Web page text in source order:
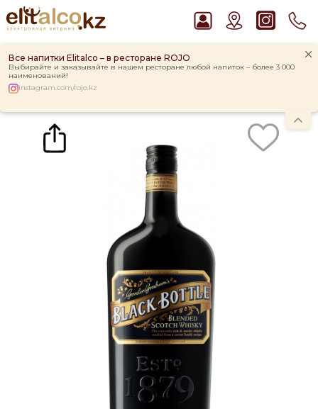
Все напитки Elitalco – в ресторане ROJO
Выбирайте и заказывайте в нашем ресторане любой напиток – более 3 000
наименований!
instagram.com/rojo.kz
Рекомендуем
Пиво Guinness Draught 4,2% Can
Джин Gordon`s London Dry Gin 37,5%
Водка Smirnoff Red Vodka 37,5%
Ром Captain Morgan White 37,5%
Виски Talisker 10 YO Malt 45,8% in Box
Каталог Крепкие напитки Виски Виски Black Bottle 40% (0,7L)